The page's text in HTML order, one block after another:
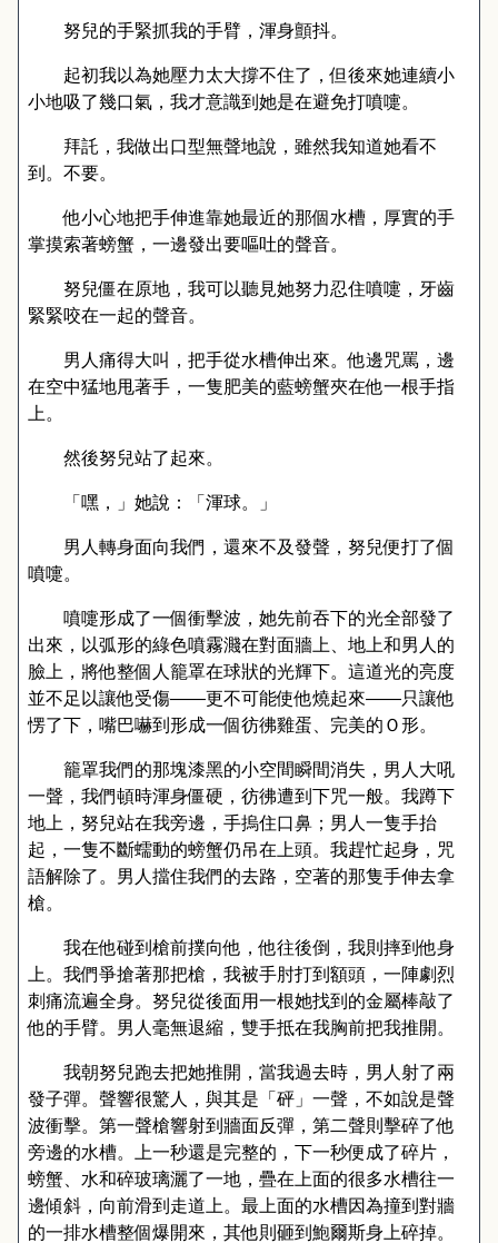
努兒的手緊抓我的手臂，渾身顫抖。
起初我以為她壓力太大撐不住了，但後來她連續小
小地吸了幾口氣，我才意識到她是在避免打噴嚏。
拜託，我做出口型無聲地說，雖然我知道她看不
到。不要。
他小心地把手伸進靠她最近的那個水槽，厚實的手
掌摸索著螃蟹，一邊發出要嘔吐的聲音。
努兒僵在原地，我可以聽見她努力忍住噴嚏，牙齒
緊緊咬在一起的聲音。
男人痛得大叫，把手從水槽伸出來。他邊咒罵，邊
在空中猛地甩著手，一隻肥美的藍螃蟹夾在他一根手指
上。
然後努兒站了起來。
「嘿，」她說：「渾球。」
男人轉身面向我們，還來不及發聲，努兒便打了個
噴嚏。
噴嚏形成了一個衝擊波，她先前吞下的光全部發了
出來，以弧形的綠色噴霧濺在對面牆上、地上和男人的
臉上，將他整個人籠罩在球狀的光輝下。這道光的亮度
並不足以讓他受傷——更不可能使他燒起來——只讓他
愣了下，嘴巴嚇到形成一個彷彿雞蛋、完美的Ｏ形。
籠罩我們的那塊漆黑的小空間瞬間消失，男人大吼
一聲，我們頓時渾身僵硬，彷彿遭到下咒一般。我蹲下
地上，努兒站在我旁邊，手摀住口鼻；男人一隻手抬
起，一隻不斷蠕動的螃蟹仍吊在上頭。我趕忙起身，咒
語解除了。男人擋住我們的去路，空著的那隻手伸去拿
槍。
我在他碰到槍前撲向他，他往後倒，我則摔到他身
上。我們爭搶著那把槍，我被手肘打到額頭，一陣劇烈
刺痛流遍全身。努兒從後面用一根她找到的金屬棒敲了
他的手臂。男人毫無退縮，雙手抵在我胸前把我推開。
我朝努兒跑去把她推開，當我過去時，男人射了兩
發子彈。聲響很驚人，與其是「砰」一聲，不如說是聲
波衝擊。第一聲槍響射到牆面反彈，第二聲則擊碎了他
旁邊的水槽。上一秒還是完整的，下一秒便成了碎片，
螃蟹、水和碎玻璃灑了一地，疊在上面的很多水槽往一
邊傾斜，向前滑到走道上。最上面的水槽因為撞到對牆
的一排水槽整個爆開來，其他則砸到鮑爾斯身上碎掉。